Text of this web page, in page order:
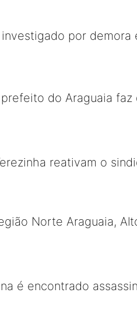
por
do Araguaia faz
reativam o
Norte Araguaia,
é encontrado